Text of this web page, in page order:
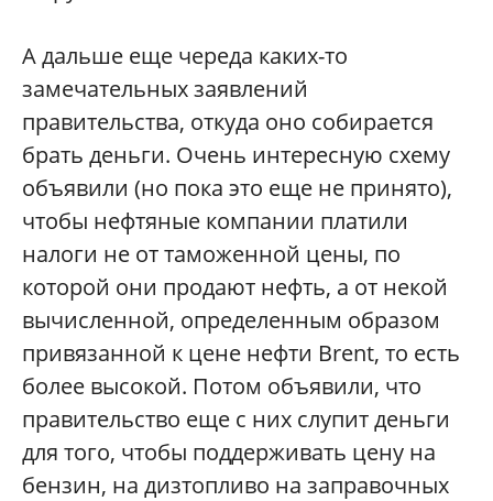
А дальше еще череда каких-то
замечательных заявлений
правительства, откуда оно собирается
брать деньги. Очень интересную схему
объявили (но пока это еще не принято),
чтобы нефтяные компании платили
налоги не от таможенной цены, по
которой они продают нефть, а от некой
вычисленной, определенным образом
привязанной к цене нефти Brent, то есть
более высокой. Потом объявили, что
правительство еще с них слупит деньги
для того, чтобы поддерживать цену на
бензин, на дизтопливо на заправочных